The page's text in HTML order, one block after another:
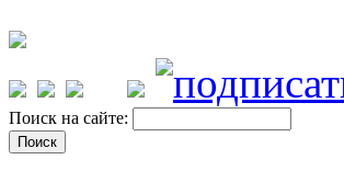
Поиск на сайте: